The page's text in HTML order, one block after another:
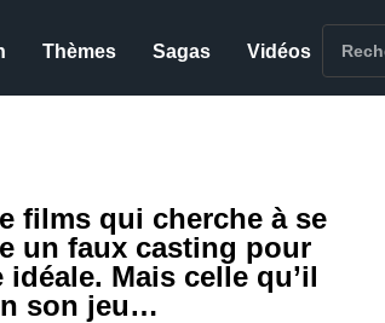
Thèmes Sagas Vidéos
films qui cherche à se
un faux casting pour
Mais celle qu’il
son jeu…